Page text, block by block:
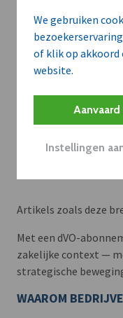
We gebruiken
of klik op akkoord
website.
Instellingen
Artikels zoals deze
Met een dVO-
zakelijke context —
strategische
WAAROM